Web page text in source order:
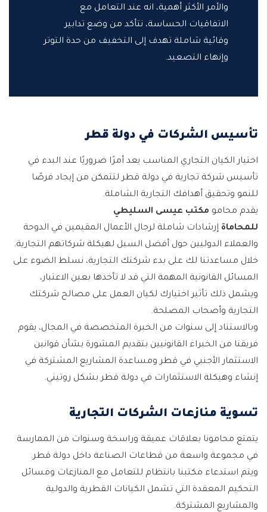
والأمر الأكثر أهمية، انه عند التعامل مع
الاتفاقيات الحساسة، نتأكد من وضع تدابير
وقائية شاملة تهدف إلى التخفيف من حدة التوتر
وإنهاء التصعيد.
تأسيس الشركات في دولة قطر
اختيار الكيان التجاري المناسب يعد أمرًا ضروريًا عند البدء في
تأسيس شركة تجارية في دولة قطر لتتمكن من إيجاد فرصًا
للنمو وتحقيق أهدافك التجارية الشاملة.
يقدم محامو مكتب عيسى السليطي
للمحاماة إرشادات شاملة لرجال الأعمال المقيمين في الدوحة
والعملاء الدوليين حول أفضل السبل لهيكلة شركاتهم التجارية.
خلال مساعدتنا لك على بدء شركتك التجارية، نسلط الضوء على
المسائل القانونية المهمة التي قد لا تأخذها بعين الاعتبار،
ويشمل ذلك تأثير اختيارك لكيان العمل على مصالح شركتك
التجارية وأصحاب المصلحة.
وبالاستناد إلى سنوات من الخبرة المتخصصة في المجال، يقوم
فريقنا من الخبراء القانونيين بتقديم المشورة بشأن قوانين
الاستثمار الأجنبي في قطر ومساعدة المشاريع المشتركة في
إنشاء وهيكلة الاستثمارات في دولة قطر بشكل روتيني.
تسوية منازعات الشركات التجارية
يتمتع محامونا بعلاقات عميقة وراسخة وسنوات من الممارسة
في مجموعة واسعة من قطاعات الصناعة داخل دولة قطر.
ويتم استدعاء مكتبنا بانتظام للتعامل مع المنازعات ومسائل
التحكيم المعقدة التي تشمل الكيانات القطرية والدولية
والمشاريع المشتركة.